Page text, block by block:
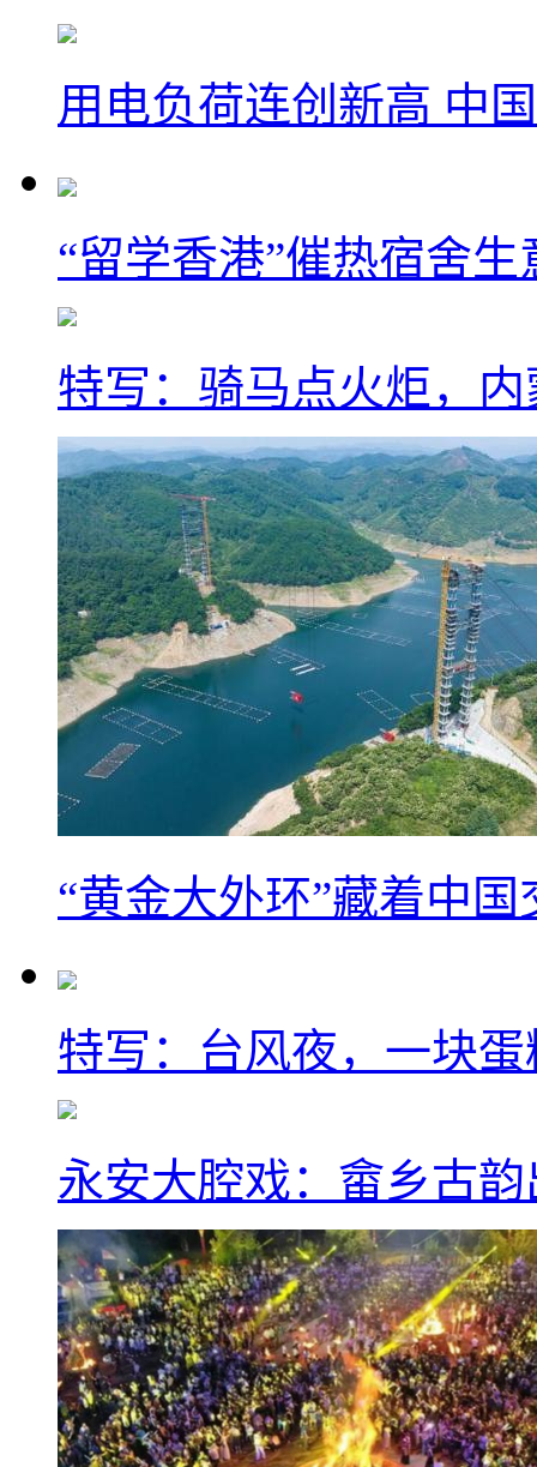
用电负荷连创新高 中
“留学香港”催热宿舍
特写：骑马点火炬，
“黄金大外环”藏着中
特写：台风夜，一块
永安大腔戏：畲乡古